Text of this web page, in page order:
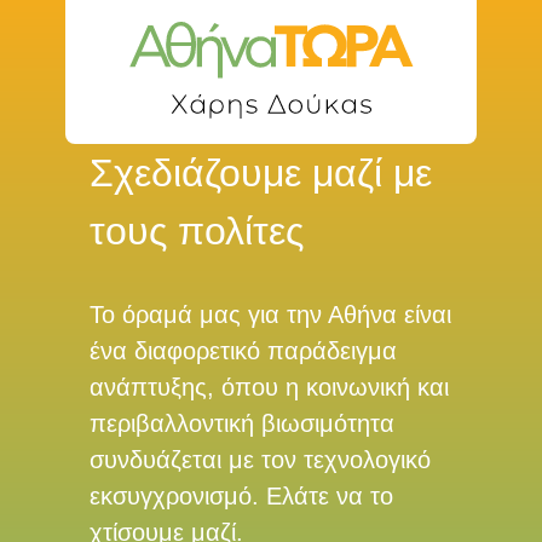
Σχεδιάζουμε μαζί με
τους πολίτες
Το όραμά μας για την Αθήνα είναι
ένα διαφορετικό παράδειγμα
ανάπτυξης, όπου η κοινωνική και
περιβαλλοντική βιωσιμότητα
συνδυάζεται με τον τεχνολογικό
εκσυγχρονισμό. Ελάτε να το
χτίσουμε μαζί.